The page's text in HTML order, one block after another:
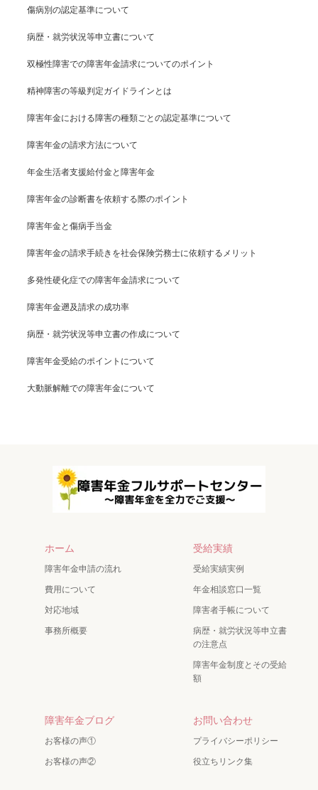
傷病別の認定基準について
病歴・就労状況等申立書について
双極性障害での障害年金請求についてのポイント
精神障害の等級判定ガイドラインとは
障害年金における障害の種類ごとの認定基準について
障害年金の請求方法について
年金生活者支援給付金と障害年金
障害年金の診断書を依頼する際のポイント
障害年金と傷病手当金
障害年金の請求手続きを社会保険労務士に依頼するメリット
多発性硬化症での障害年金請求について
障害年金遡及請求の成功率
病歴・就労状況等申立書の作成について
障害年金受給のポイントについて
大動脈解離での障害年金について
ホーム
障害年金申請の流れ
費用について
対応地域
事務所概要
受給実績
受給実績実例
年金相談窓口一覧
障害者手帳について
病歴・就労状況等申立書
の注意点
障害年金制度とその受給
額
障害年金ブログ
お客様の声①
お客様の声②
お問い合わせ
プライバシーポリシー
役立ちリンク集